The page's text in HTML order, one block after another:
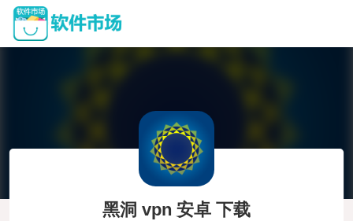
黑洞 vpn 安卓 下载